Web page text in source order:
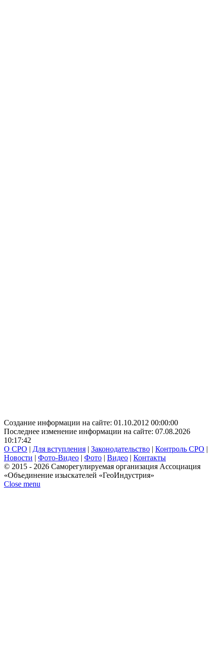
Создание информации на сайте: 01.10.2012 00:00:00
Последнее изменение информации на сайте: 07.08.2026
10:17:42
О СРО | Для вступления | Законодательство | Контроль СРО |
Новости | Фото-Видео | Фото | Видео | Контакты
© 2015 - 2026 Саморегулируемая организация Ассоциация
«Объединение изыскателей «ГеоИндустрия»
Close menu